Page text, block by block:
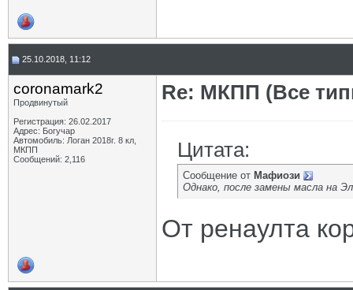
25.10.2018, 11:12
coronamark2
Продвинутый
Регистрация: 26.02.2017
Адрес: Богучар
Автомобиль: Логан 2018г. 8 кл,
МКПП
Сообщений: 2,116
Re: МКПП (Все
Цитата:
Сообщение от Мафиози
Однако, после замены масла на
От ренаулта